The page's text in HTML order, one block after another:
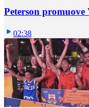
Peterson promuove
02:38